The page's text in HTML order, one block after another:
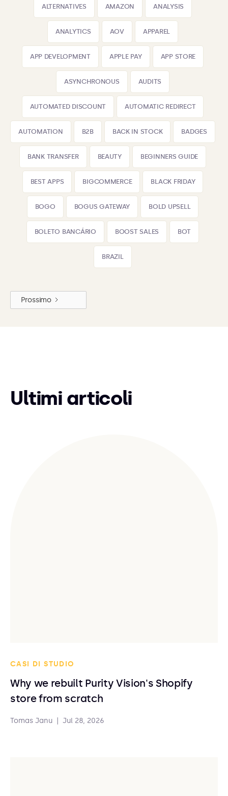
ALTERNATIVES AMAZON ANALYSIS
ANALYTICS AOV APPAREL
APP DEVELOPMENT APPLE PAY APP STORE
ASYNCHRONOUS AUDITS
AUTOMATED DISCOUNT AUTOMATIC REDIRECT
AUTOMATION B2B BACK IN STOCK BADGES
BANK TRANSFER BEAUTY BEGINNERS GUIDE
BEST APPS BIGCOMMERCE BLACK FRIDAY
BOGO BOGUS GATEWAY BOLD UPSELL
BOLETO BANCÁRIO BOOST SALES BOT
BRAZIL
Prossimo
Ultimi articoli
CASI DI STUDIO
Why we rebuilt Purity Vision's Shopify
store from scratch
Tomas Janu Jul 28, 2026